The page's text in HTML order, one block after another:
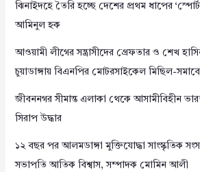
ঝিনাইদহে তৈরি হচ্ছে দেশের প্রথম ধাপের
আমিনুল হক
আওয়ামী লীগের সন্ত্রাসীদের গ্রেফতার ও শেখ
চুয়াডাঙ্গায় বিএনপির মোটরসাইকেল মিছিল-
জীবননগর সীমান্ত এলাকা থেকে আসামীবিহীন
সিরাপ উদ্ধার
১২ বছর পর আলমডাঙ্গা মুক্তিযোদ্ধা সাংস্কৃতিক
সভাপতি আতিক বিশ্বাস, সম্পাদক মোমিন আলী